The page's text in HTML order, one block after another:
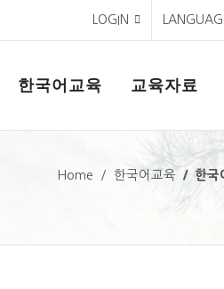
LOGIN
한국어교육 교육자료
Home 한국어교육 한국